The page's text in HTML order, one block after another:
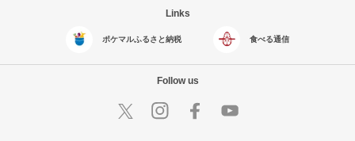
Links
ポケマルふるさと納税 食べる通信
Follow us